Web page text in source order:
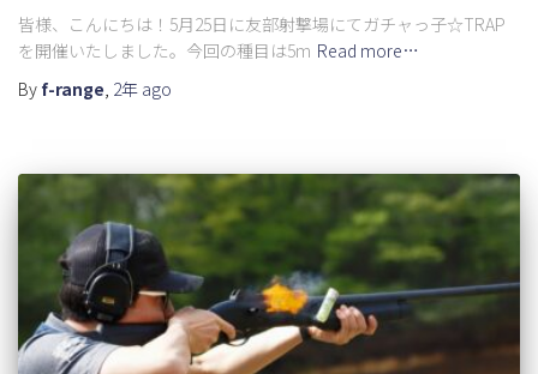
皆様、こんにちは！5月25日に友部射撃場にてガチャっ子☆TRAP
を開催いたしました。今回の種目は5m Read more…
By f-range 2年 ago